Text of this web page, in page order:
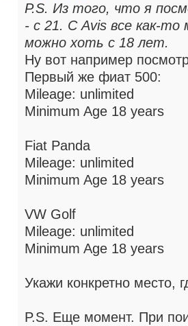
P.S. Из того, что я
- с 21. С Avis все как-
можно хоть с 18 лет.
Ну вот например
Первый же фиат 500:
Mileage: unlimited
Minimum Age 18 years
Fiat Panda
Mileage: unlimited
Minimum Age 18 years
VW Golf
Mileage: unlimited
Minimum Age 18 years
Укажи конкретно место,
P.S. Еще момент. При